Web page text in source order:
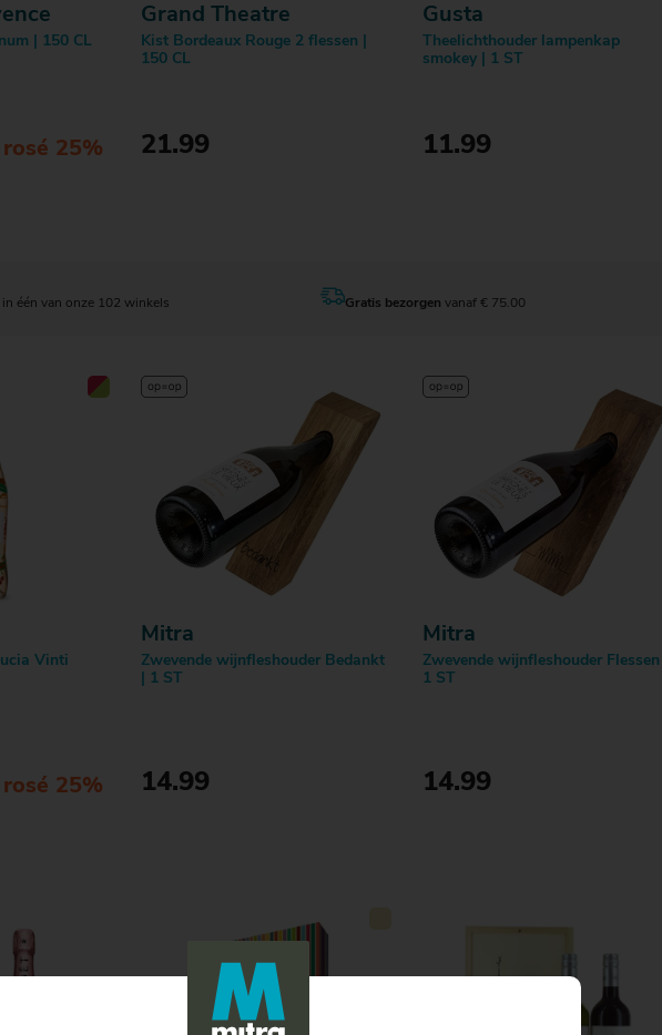
| 150 CL
25%
Grand Theatre
Kist Bordeaux Rouge 2 flessen |
150 CL
21.99
Gusta
Theelichthouder lampenkap
smokey | 1 ST
11.99
in één van onze 102 winkels Gratis bezorgen vanaf € 75.00
Vinti
25%
Mitra
Zwevende wijnfleshouder Bedankt
| 1 ST
14.99
Mitra
Zwevende wijnfleshouder Flessen |
1 ST
14.99